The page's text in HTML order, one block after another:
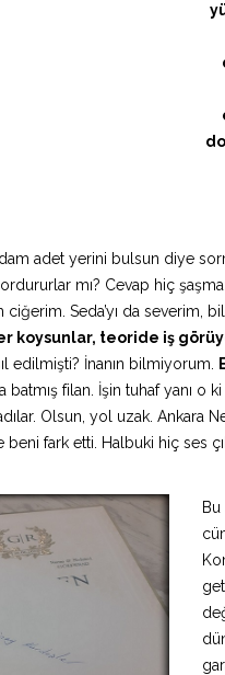
adet yerini bulsun diye
mı? Cevap hiç
ciğerim. Seda’yı da severim,
koysunlar, teoride iş
edilmişti? İnanın bilmiyorum.
batmış filan. İşin tuhaf yanı
Olsun, yol uzak. Ankara
fark etti. Halbuki hiç ses
Bu